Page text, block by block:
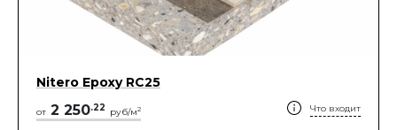
Nitero Epoxy RС25
от 2 250.22 руб/м2 Что входит